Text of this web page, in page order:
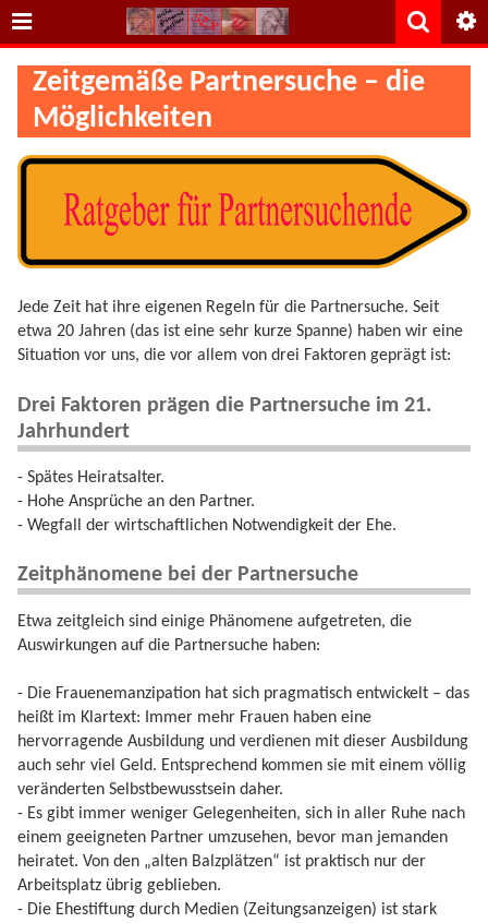
Zeitgemäße Partnersuche – die
Möglichkeiten
Jede Zeit hat ihre eigenen Regeln für die Partnersuche. Seit
etwa 20 Jahren (das ist eine sehr kurze Spanne) haben wir eine
Situation vor uns, die vor allem von drei Faktoren geprägt ist:
Drei Faktoren prägen die Partnersuche im 21.
Jahrhundert
- Spätes Heiratsalter.
- Hohe Ansprüche an den Partner.
- Wegfall der wirtschaftlichen Notwendigkeit der Ehe.
Zeitphänomene bei der Partnersuche
Etwa zeitgleich sind einige Phänomene aufgetreten, die
Auswirkungen auf die Partnersuche haben:
- Die Frauenemanzipation hat sich pragmatisch entwickelt – das
heißt im Klartext: Immer mehr Frauen haben eine
hervorragende Ausbildung und verdienen mit dieser Ausbildung
auch sehr viel Geld. Entsprechend kommen sie mit einem völlig
veränderten Selbstbewusstsein daher.
- Es gibt immer weniger Gelegenheiten, sich in aller Ruhe nach
einem geeigneten Partner umzusehen, bevor man jemanden
heiratet. Von den „alten Balzplätzen“ ist praktisch nur der
Arbeitsplatz übrig geblieben.
- Die Ehestiftung durch Medien (Zeitungsanzeigen) ist stark